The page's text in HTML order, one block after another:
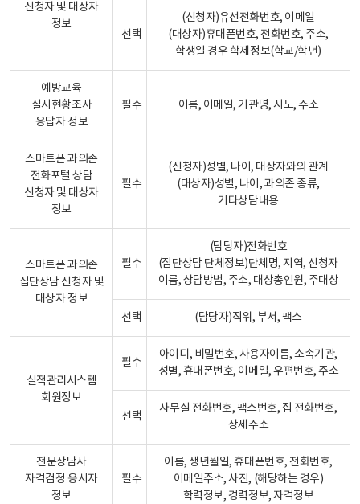
신청자 및 대상자
정보
선택
(신청자)유선전화번호, 이메일
(대상자)휴대폰번호, 전화번호, 주소,
학생일 경우 학제정보(학교/학년)
예방교육
실시현황조사
응답자 정보
필수 이름, 이메일, 기관명, 시도, 주소
스마트폰 과의존
전화포털 상담
신청자 및 대상자
정보
필수
(신청자)성별, 나이, 대상자와의 관계
(대상자)성별, 나이, 과의존 종류,
기타상담내용
스마트폰 과의존
집단상담 신청자 및
대상자 정보
필수
(담당자)전화번호
(집단상담 단체정보)단체명, 지역, 신청자
이름, 상담방법, 주소, 대상총인원, 주대상
선택 (담당자)직위, 부서, 팩스
실적관리시스템
회원정보
필수
아이디, 비밀번호, 사용자이름, 소속기관,
성별, 휴대폰번호, 이메일, 우편번호, 주소
선택
사무실 전화번호, 팩스번호, 집 전화번호,
상세주소
전문상담사
자격검정 응시자
정보
필수
이름, 생년월일, 휴대폰번호, 전화번호,
이메일주소, 사진, (해당하는 경우)
학력정보, 경력정보, 자격정보